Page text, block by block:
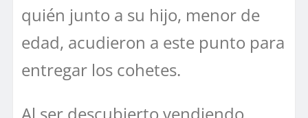
quién junto a su hijo, menor de
edad, acudieron a este punto para
entregar los cohetes.